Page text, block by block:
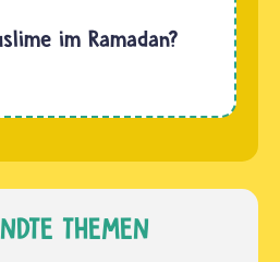
im Ramadan?
THEMEN